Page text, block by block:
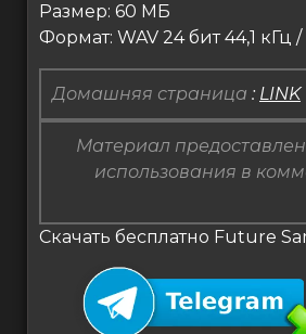
Размер: 60 МБ
Формат: WAV 24 бит 44,1 кГц
Домашняя страница : LINK
Материал
использования в
Скачать бесплатно Future